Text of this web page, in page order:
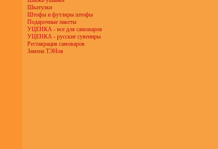
Шкатулки
Штофы и футляры штофы
Подарочные пакеты
УЦЕНКА - все для самоваров
УЦЕНКА - русские сувениры
Реставрация самоваров
Замена ТЭНов